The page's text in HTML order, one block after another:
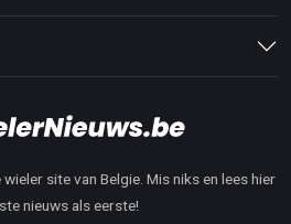
site van Belgie. Mis niks en lees hier
nieuws als eerste!